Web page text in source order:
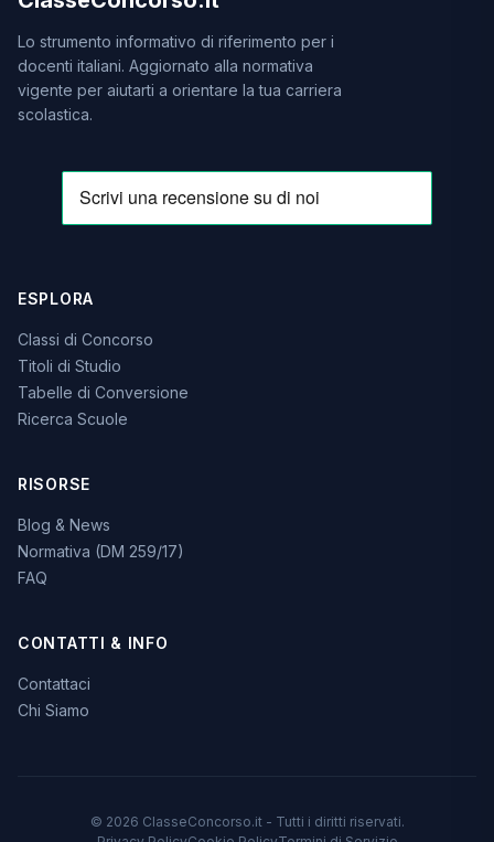
Lo strumento informativo di riferimento per i
docenti italiani. Aggiornato alla normativa
vigente per aiutarti a orientare la tua carriera
scolastica.
ESPLORA
Classi di Concorso
Titoli di Studio
Tabelle di Conversione
Ricerca Scuole
RISORSE
Blog & News
Normativa (DM 259/17)
FAQ
CONTATTI & INFO
Contattaci
Chi Siamo
© 2026 ClasseConcorso.it - Tutti i diritti riservati.